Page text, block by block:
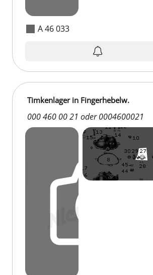
A 46 033
Timkenlager in Fingerhebelw.
000 460 00 21 oder 0004600021